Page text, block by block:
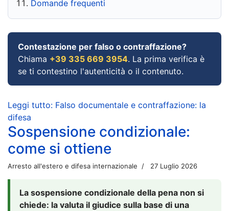
Domande frequenti
Contestazione per falso o contraffazione?
Chiama +39 335 669 3954. La prima verifica è
se ti contestino l'autenticità o il contenuto.
Leggi tutto: Falso documentale e contraffazione: la
difesa
Sospensione condizionale:
come si ottiene
Arresto all'estero e difesa internazionale 27 Luglio 2026
La sospensione condizionale della pena non si
chiede: la valuta il giudice sulla base di una